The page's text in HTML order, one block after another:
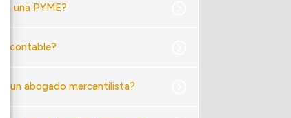
una PYME?
contable?
un abogado mercantilista?